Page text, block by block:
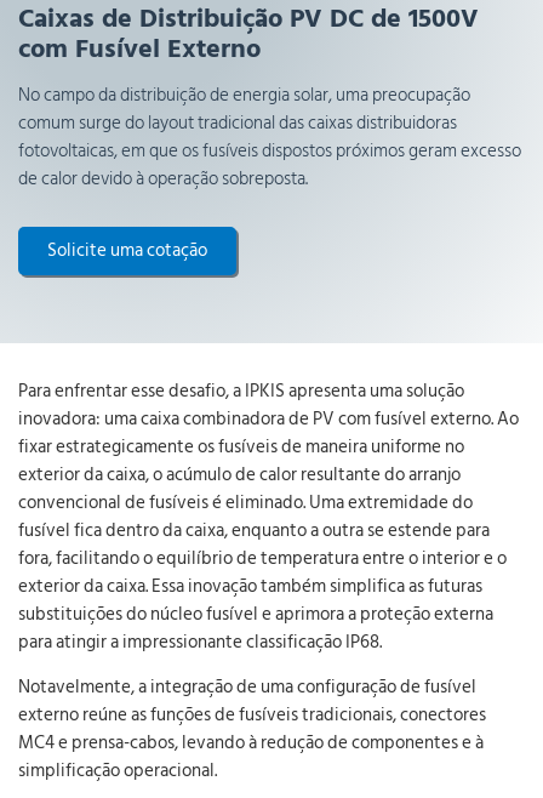
Caixas de Distribuição PV DC de 1500V
com Fusível Externo
No campo da distribuição de energia solar, uma preocupação
comum surge do layout tradicional das caixas distribuidoras
fotovoltaicas, em que os fusíveis dispostos próximos geram excesso
de calor devido à operação sobreposta.
Solicite uma cotação
Para enfrentar esse desafio, a IPKIS apresenta uma solução
inovadora: uma caixa combinadora de PV com fusível externo. Ao
fixar estrategicamente os fusíveis de maneira uniforme no
exterior da caixa, o acúmulo de calor resultante do arranjo
convencional de fusíveis é eliminado. Uma extremidade do
fusível fica dentro da caixa, enquanto a outra se estende para
fora, facilitando o equilíbrio de temperatura entre o interior e o
exterior da caixa. Essa inovação também simplifica as futuras
substituições do núcleo fusível e aprimora a proteção externa
para atingir a impressionante classificação IP68.
Notavelmente, a integração de uma configuração de fusível
externo reúne as funções de fusíveis tradicionais, conectores
MC4 e prensa-cabos, levando à redução de componentes e à
simplificação operacional.